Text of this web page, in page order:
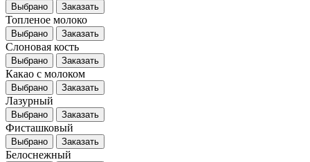
Выбрано Заказать
Топленое молоко
Выбрано Заказать
Слоновая кость
Выбрано Заказать
Какао с молоком
Выбрано Заказать
Лазурный
Выбрано Заказать
Фисташковый
Выбрано Заказать
Белоснежный